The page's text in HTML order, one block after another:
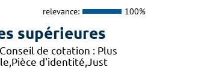
relevance: 100%
supérieures
de cotation : Plus
d'identité,Just